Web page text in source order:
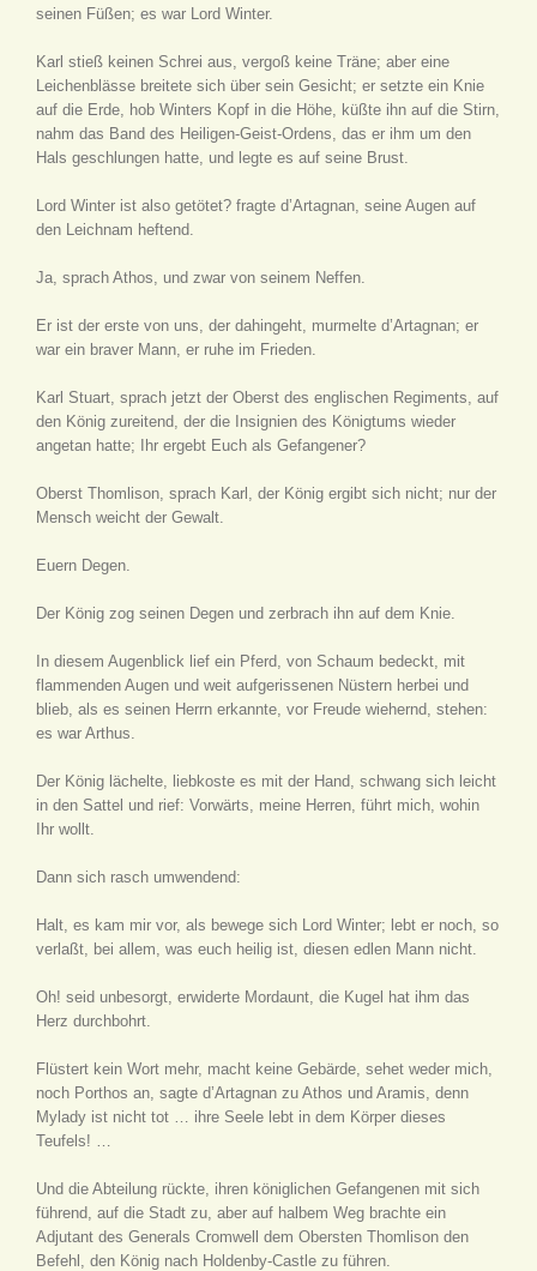
seinen Füßen; es war Lord Winter.
Karl stieß keinen Schrei aus, vergoß keine Träne; aber eine
Leichenblässe breitete sich über sein Gesicht; er setzte ein Knie
auf die Erde, hob Winters Kopf in die Höhe, küßte ihn auf die Stirn,
nahm das Band des Heiligen-Geist-Ordens, das er ihm um den
Hals geschlungen hatte, und legte es auf seine Brust.
Lord Winter ist also getötet? fragte d’Artagnan, seine Augen auf
den Leichnam heftend.
Ja, sprach Athos, und zwar von seinem Neffen.
Er ist der erste von uns, der dahingeht, murmelte d’Artagnan; er
war ein braver Mann, er ruhe im Frieden.
Karl Stuart, sprach jetzt der Oberst des englischen Regiments, auf
den König zureitend, der die Insignien des Königtums wieder
angetan hatte; Ihr ergebt Euch als Gefangener?
Oberst Thomlison, sprach Karl, der König ergibt sich nicht; nur der
Mensch weicht der Gewalt.
Euern Degen.
Der König zog seinen Degen und zerbrach ihn auf dem Knie.
In diesem Augenblick lief ein Pferd, von Schaum bedeckt, mit
flammenden Augen und weit aufgerissenen Nüstern herbei und
blieb, als es seinen Herrn erkannte, vor Freude wiehernd, stehen:
es war Arthus.
Der König lächelte, liebkoste es mit der Hand, schwang sich leicht
in den Sattel und rief: Vorwärts, meine Herren, führt mich, wohin
Ihr wollt.
Dann sich rasch umwendend:
Halt, es kam mir vor, als bewege sich Lord Winter; lebt er noch, so
verlaßt, bei allem, was euch heilig ist, diesen edlen Mann nicht.
Oh! seid unbesorgt, erwiderte Mordaunt, die Kugel hat ihm das
Herz durchbohrt.
Flüstert kein Wort mehr, macht keine Gebärde, sehet weder mich,
noch Porthos an, sagte d’Artagnan zu Athos und Aramis, denn
Mylady ist nicht tot … ihre Seele lebt in dem Körper dieses
Teufels! …
Und die Abteilung rückte, ihren königlichen Gefangenen mit sich
führend, auf die Stadt zu, aber auf halbem Weg brachte ein
Adjutant des Generals Cromwell dem Obersten Thomlison den
Befehl, den König nach Holdenby-Castle zu führen.